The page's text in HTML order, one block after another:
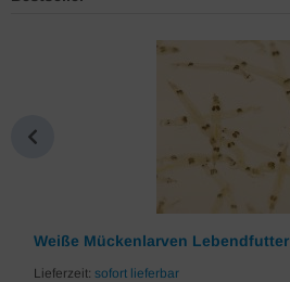
Weiße Mückenlarven Lebendfutter
Lieferzeit: sofort lieferbar